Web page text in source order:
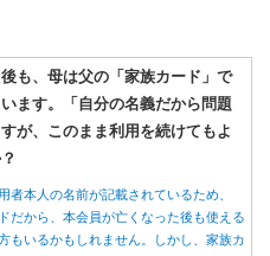
も、母は父の「家族カード」で
ます。「自分の名義だから問題
が、このまま利用を続けてもよ
者本人の名前が記載されているため、
だから、本会員が亡くなった後も使える
もいるかもしれません。しかし、家族カ